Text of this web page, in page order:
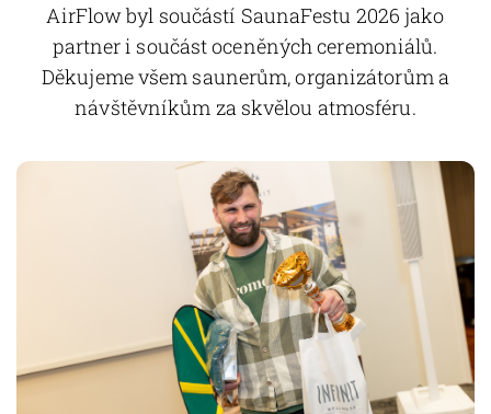
AirFlow byl součástí SaunaFestu 2026 jako
partner i součást oceněných ceremoniálů.
Děkujeme všem saunerům, organizátorům a
návštěvníkům za skvělou atmosféru.